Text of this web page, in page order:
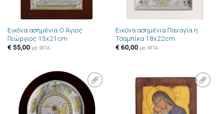
Εικόνα ασημένια Ο Άγιος
Γεώργιος 15x21cm
€55,00 με ΦΠΑ
Εικόνα ασημένια Παναγία η
Τσαμπίκα 18x22cm
€60,00 με ΦΠΑ
Πρόσθήκη
στην λίστα
επιθυμιών
Πρόσθήκη
στην λίστα
επιθυμιών